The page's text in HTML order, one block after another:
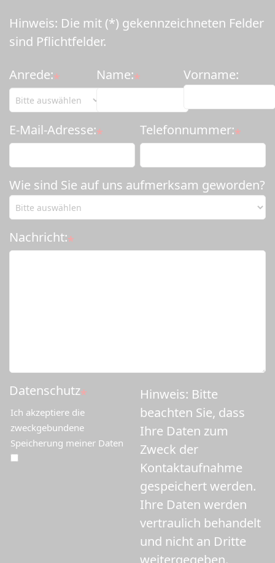
Hinweis: Die mit (*) gekennzeichneten Felder
sind Pflichtfelder.
Anrede:* Name:* Vorname:
E-Mail-Adresse:* Telefonnummer:*
Wie sind Sie auf uns aufmerksam geworden?
Nachricht:*
Datenschutz*
Ich akzeptiere die
zweckgebundene
Speicherung meiner Daten
Hinweis: Bitte
beachten Sie, dass
Ihre Daten zum
Zweck der
Kontaktaufnahme
gespeichert werden.
Ihre Daten werden
vertraulich behandelt
und nicht an Dritte
weitergegeben.